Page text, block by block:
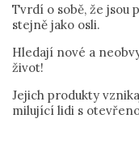
Tvrdí o sobě, že jsou
stejně jako osli.
Hledají nové a
život!
Jejich produkty
milující lidi s